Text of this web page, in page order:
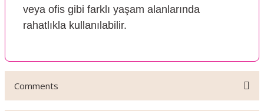
veya ofis gibi farklı yaşam alanlarında
rahatlıkla kullanılabilir.
Comments